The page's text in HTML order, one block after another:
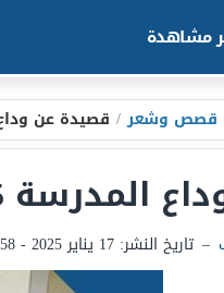
مشاهدة
قصص وشعر / قصيدة عن وداع
2025 مكتوبة
– تاريخ النشر: 17 يناير 2025 - 1:58ص